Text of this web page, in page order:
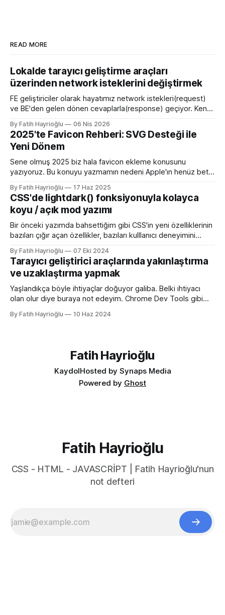
READ MORE
Lokalde tarayıcı geliştirme araçları
üzerinden network isteklerini değiştirmek
FE geliştiriciler olarak hayatımız network istekleri(request)
ve BE'den gelen dönen cevaplarla(response) geçiyor. Kendi
olduğunda mock server kurmak veya çeşitli kütüphanelerle
bu işi yapıyordum. Mock işini tarayıcı üzerinden yapmaya
başlayalı çok rahatladım. Süper kolaylık sağlayan bir özellik.
Genel kullanım alanları * BE
By Fatih Hayrioğlu 06 Nis 2026
2025'te Favicon Rehberi: SVG Desteği ile
Yeni Dönem
Sene olmuş 2025 biz hala favicon ekleme konusunu
yazıyoruz. Bu konuyu yazmamın nedeni Apple'ın henüz beta
oluşu. Bu vesileyle bilgileri tazelemekte fayda var. favicon,
web sitelerinin tarayıcının sayfa, sekme ve yerimi kısmında
gösterilen küçük simgelerdir. Aslında favori ikon dosyaları
By Fatih Hayrioğlu 17 Haz 2025
CSS'de lightdark() fonksiyonuyla kolayca
koyu / açık mod yazımı
Bir önceki yazımda bahsettiğim gibi CSS'in yeni özelliklerinin
bazıları çığır açan özellikler, bazıları kulllanıcı deneyimini
fonksiyonu gibi yazım kolaylığı sağlayan özellikler. lightdark()
fonksiyonu mevcut uyumlu web yazımındaki büyük sorun
olan aşağıdaki kullanımı daha anlaşılır ve düzenli hale
getirmeye yarıyor. :root { color-scheme:
By Fatih Hayrioğlu 07 Eki 2024
Tarayıcı geliştirici araçlarında yakınlaştırma
ve uzaklaştırma yapmak
Yaşlandıkça böyle ihtiyaçlar doğuyor galiba. Belki ihtiyacı
olan olur diye buraya not edeyim. Chrome Dev Tools gibi
küçük mesela :) Yazı boyutlarını büyütmek için Cmd + + and
By Fatih Hayrioğlu 10 Haz 2024
Fatih Hayrioğlu
KaydolHosted by Synaps Media
Powered by Ghost
Fatih Hayrioğlu
CSS - HTML - JAVASCRİPT | Fatih Hayrioğlu'nun
not defteri